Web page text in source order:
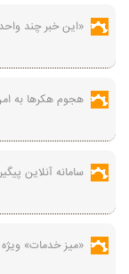
«این خبر چند
هجوم هکرها به
سامانه آنلاین
«میز خدمات» ویژه